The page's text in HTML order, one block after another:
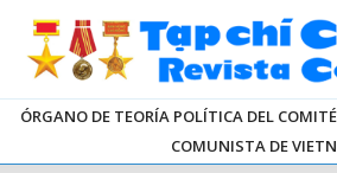
ÓRGANO DE TEORÍA POLÍTICA DEL
COMUNISTA DE